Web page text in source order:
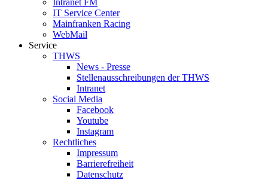
Intranet FM
IT Service Center
Mainfranken Racing
WebMail
Service
THWS
News - Presse
Stellenausschreibungen der THWS
Intranet
Social Media
Facebook
Youtube
Instagram
Rechtliches
Impressum
Barrierefreiheit
Datenschutz